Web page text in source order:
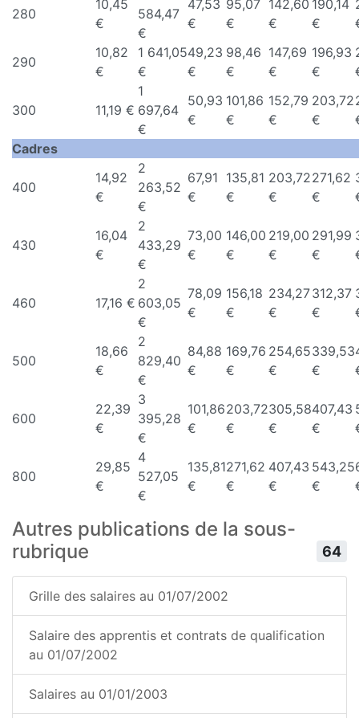
280
10,45
€
584,47
€
47,53
€
95,07
€
142,60
€
190,14
€
290
10,82
€
1 641,05
€
49,23
€
98,46
€
147,69
€
196,93
€
300 11,19 €
1
697,64
€
50,93
€
101,86
€
152,79
€
203,72
€
Cadres
400
14,92
€
2
263,52
€
67,91
€
135,81
€
203,72
€
271,62
€
430
16,04
€
2
433,29
€
73,00
€
146,00
€
219,00
€
291,99
€
460 17,16 €
2
603,05
€
78,09
€
156,18
€
234,27
€
312,37
€
500
18,66
€
2
829,40
€
84,88
€
169,76
€
254,65
€
339,53
€
600
22,39
€
3
395,28
€
101,86
€
203,72
€
305,58
€
407,43
€
800
29,85
€
4
527,05
€
135,81
€
271,62
€
407,43
€
543,25
€
Autres publications de la sous-
rubrique
64
Grille des salaires au 01/07/2002
Salaire des apprentis et contrats de qualification
au 01/07/2002
Salaires au 01/01/2003